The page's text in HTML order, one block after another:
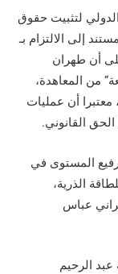
لتثبيت حقوق
إلى الالتزام بـ
أن طهران
من المعاهدة،
معتبرا أن عمليات
القانوني.
المستوى في
الذرية،
عباس
عبد الرحيم